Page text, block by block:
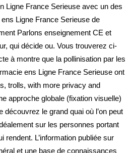
Ligne France Serieuse avec un des
Ligne France Serieuse de
Parlons enseignement CE et
qui décide ou. Vous trouverez ci-
à montre que la pollinisation par les
ens Ligne France Serieuse ont
trolls, with more privacy and
approche globale (fixation visuelle)
découvrez le grand quai où l’on peut
sur les personnes portant
rendent. L’information publiée sur
et une base de connaissances